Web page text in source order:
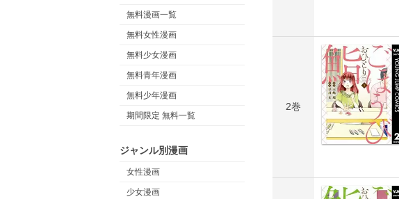
無料漫画一覧
無料女性漫画
無料少女漫画
無料青年漫画
無料少年漫画
期間限定 無料一覧
ジャンル別漫画
女性漫画
少女漫画
2巻